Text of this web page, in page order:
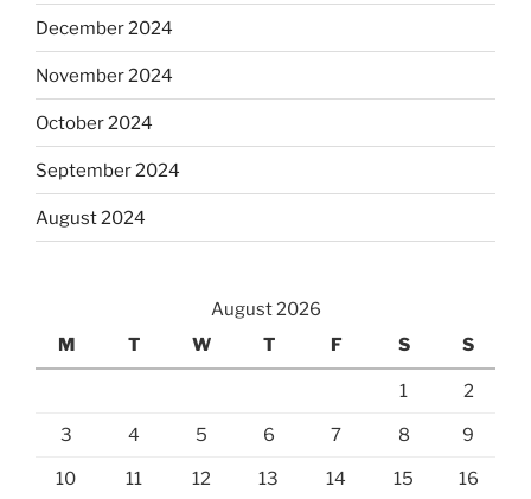
December 2024
November 2024
October 2024
September 2024
August 2024
August 2026
M
T W T F S S
1 2
3 4 5 6 7 8 9
10 11 12 13 14 15 16